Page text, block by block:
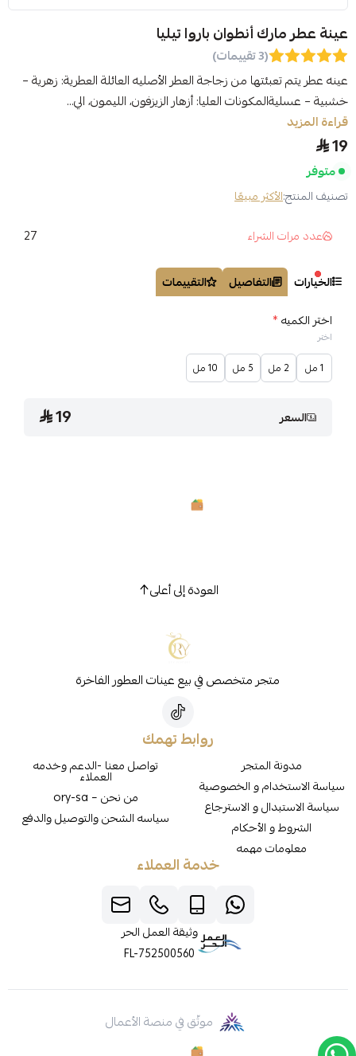
عينة عطر مارك أنطوان باروا تيليا
(3 تقييمات)
عينه عطر يتم تعبئتها من زجاجة العطر الأصليه العائلة العطرية: زهرية –
خشبية – عسليةالمكونات العليا: أزهار الزيزفون، الليمون، الي...
قراءة المزيد
19
متوفر
تصنيف المنتج:الأكثر مبيعًا
عدد مرات الشراء
27
الخيارات التفاصيل
التقييمات
اختر الكميه*
اختر
1 مل 2 مل 5 مل 10 مل
السعر 19
العودة إلى أعلى
متجر متخصص في بيع عينات العطور الفاخرة
روابط تهمك
مدونة المتجر
سياسة الاستخدام و الخصوصية
سياسة الاستبدال و الاسترجاع
الشروط و الأحكام
معلومات مهمه
تواصل معنا -الدعم وخدمه
العملاء
من نحن – ory-sa
سياسه الشحن والتوصيل والدفع
خدمة العملاء
وثيقة العمل الحر
FL-752500560
موثّق في منصة الأعمال